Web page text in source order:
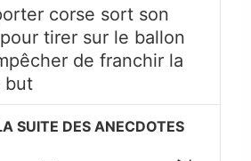
corse sort son
tirer sur le ballon
de franchir la
but